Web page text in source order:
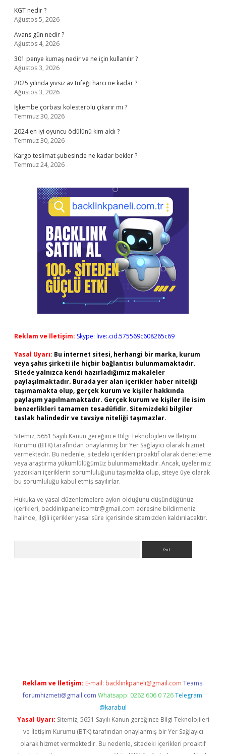
KGT nedir ?
Ağustos 5, 2026
Avans gün nedir ?
Ağustos 4, 2026
301 penye kumaş nedir ve ne için kullanılır ?
Ağustos 3, 2026
2025 yılında yivsiz av tüfeği harcı ne kadar ?
Ağustos 3, 2026
İşkembe çorbası kolesterolü çıkarır mı ?
Temmuz 30, 2026
2024 en iyi oyuncu ödülünü kim aldı ?
Temmuz 30, 2026
Kargo teslimat şubesinde ne kadar bekler ?
Temmuz 24, 2026
Reklam ve İletişim: Skype: live:.cid.575569c608265c69
Yasal Uyarı: Bu internet sitesi, herhangi bir marka, kurum
veya şahıs şirketi ile hiçbir bağlantısı bulunmamaktadır.
Sitede yalnızca kendi hazırladığımız makaleler
paylaşılmaktadır. Burada yer alan içerikler haber niteliği
taşımamakta olup, gerçek kurum ve kişiler hakkında
paylaşım yapılmamaktadır. Gerçek kurum ve kişiler ile isim
benzerlikleri tamamen tesadüfidir. Sitemizdeki bilgiler
taslak halindedir ve tavsiye niteliği taşımazlar.
Sitemiz, 5651 Sayılı Kanun gereğince Bilgi Teknolojileri ve İletişim
Kurumu (BTK) tarafından onaylanmış bir Yer Sağlayıcı olarak hizmet
vermektedir. Bu nedenle, sitedeki içerikleri proaktif olarak denetleme
veya araştırma yükümlülüğümüz bulunmamaktadır. Ancak, üyelerimiz
yazdıkları içeriklerin sorumluluğunu taşımakta olup, siteye üye olarak
bu sorumluluğu kabul etmiş sayılırlar.
Hukuka ve yasal düzenlemelere aykırı olduğunu düşündüğünüz
içerikleri, backlinkpanelicomtr@gmail.com adresine bildirmeniz
halinde, ilgili içerikler yasal süre içerisinde sitemizden kaldırılacaktır.
Reklam ve İletişim: E-mail: backlinkpaneli@gmail.com Teams:
forumhizmeti@gmail.com Whatsapp: 0262 606 0 726 Telegram:
@karabul
Yasal Uyarı: Sitemiz, 5651 Sayılı Kanun gereğince Bilgi Teknolojileri
ve İletişim Kurumu (BTK) tarafından onaylanmış bir Yer Sağlayıcı
olarak hizmet vermektedir. Bu nedenle, sitedeki içerikleri proaktif